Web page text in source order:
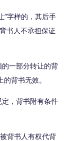
”字样的，其后手
书人不承担保证
一部分转让的背
背书无效。
，背书附有条件
背书人有权代背